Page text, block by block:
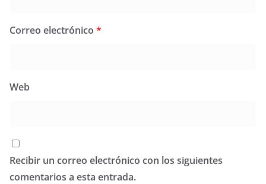
Correo electrónico *
Web
Recibir un correo electrónico con los siguientes
comentarios a esta entrada.